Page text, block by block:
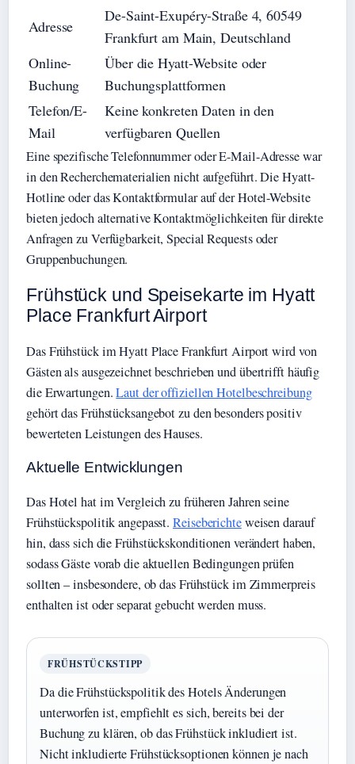
Adresse
De-Saint-Exupéry-Straße 4, 60549
Frankfurt am Main, Deutschland
Online-
Buchung
Über die Hyatt-Website oder
Buchungsplattformen
Telefon/E-
Mail
Keine konkreten Daten in den
verfügbaren Quellen
Eine spezifische Telefonnummer oder E-Mail-Adresse war
in den Recherchematerialien nicht aufgeführt. Die Hyatt-
Hotline oder das Kontaktformular auf der Hotel-Website
bieten jedoch alternative Kontaktmöglichkeiten für direkte
Anfragen zu Verfügbarkeit, Special Requests oder
Gruppenbuchungen.
Frühstück und Speisekarte im Hyatt
Place Frankfurt Airport
Das Frühstück im Hyatt Place Frankfurt Airport wird von
Gästen als ausgezeichnet beschrieben und übertrifft häufig
die Erwartungen.Laut der offiziellen Hotelbeschreibung
gehört das Frühstücksangebot zu den besonders positiv
bewerteten Leistungen des Hauses.
Aktuelle Entwicklungen
Das Hotel hat im Vergleich zu früheren Jahren seine
Frühstückspolitik angepasst.Reiseberichteweisen darauf
hin, dass sich die Frühstückskonditionen verändert haben,
sodass Gäste vorab die aktuellen Bedingungen prüfen
sollten – insbesondere, ob das Frühstück im Zimmerpreis
enthalten ist oder separat gebucht werden muss.
FRÜHSTÜCKSTIPP
Da die Frühstückspolitik des Hotels Änderungen
unterworfen ist, empfiehlt es sich, bereits bei der
Buchung zu klären, ob das Frühstück inkludiert ist.
Nicht inkludierte Frühstücksoptionen können je nach